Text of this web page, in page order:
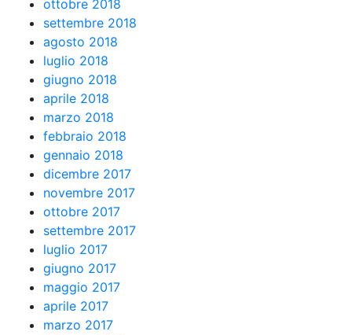
ottobre 2018
settembre 2018
agosto 2018
luglio 2018
giugno 2018
aprile 2018
marzo 2018
febbraio 2018
gennaio 2018
dicembre 2017
novembre 2017
ottobre 2017
settembre 2017
luglio 2017
giugno 2017
maggio 2017
aprile 2017
marzo 2017